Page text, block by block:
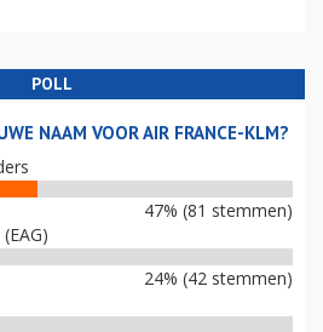
POLL
NAAM VOOR AIR FRANCE-KLM?
47% (81 stemmen)
24% (42 stemmen)